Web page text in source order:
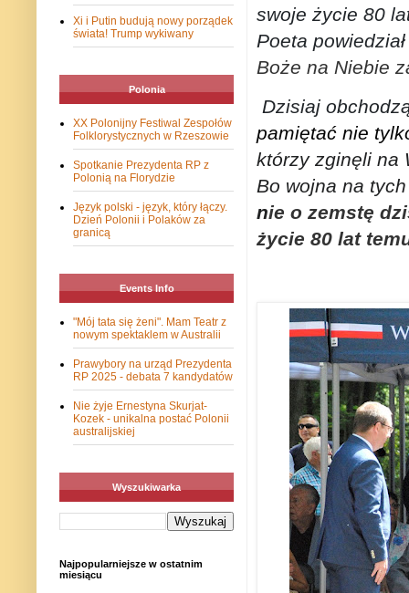
swoje życie 80
Poeta powiedział
Boże na Niebie
Dzisiaj
pamiętać nie
którzy zginęli na
Bo wojna na
nie o zemstę
życie 80 lat
Xi i Putin budują nowy porządek
świata! Trump wykiwany
Polonia
XX Polonijny Festiwal Zespołów
Folklorystycznych w Rzeszowie
Spotkanie Prezydenta RP z
Polonią na Florydzie
Język polski - język, który łączy.
Dzień Polonii i Polaków za
granicą
Events Info
"Mój tata się żeni". Mam Teatr z
nowym spektaklem w Australii
Prawybory na urząd Prezydenta
RP 2025 - debata 7 kandydatów
Nie żyje Ernestyna Skurjat-
Kozek - unikalna postać Polonii
australijskiej
Wyszukiwarka
Najpopularniejsze w ostatnim
miesiącu